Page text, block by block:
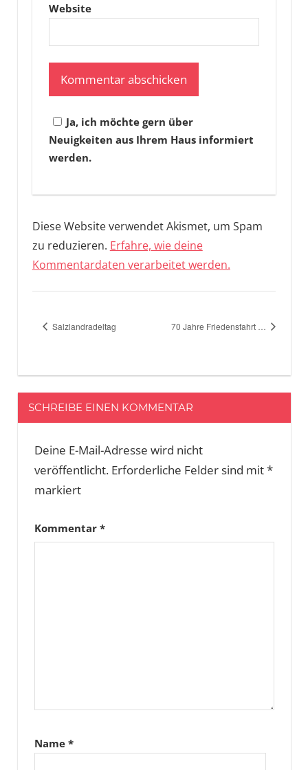
Website
Ja, ich möchte gern über
Neuigkeiten aus Ihrem Haus informiert
werden.
Diese Website verwendet Akismet, um Spam
zu reduzieren. Erfahre, wie deine
Kommentardaten verarbeitet werden.
Salzlandradeltag 70 Jahre Friedensfahrt …
SCHREIBE EINEN KOMMENTAR
Deine E-Mail-Adresse wird nicht
veröffentlicht. Erforderliche Felder sind mit*
markiert
Kommentar *
Name *